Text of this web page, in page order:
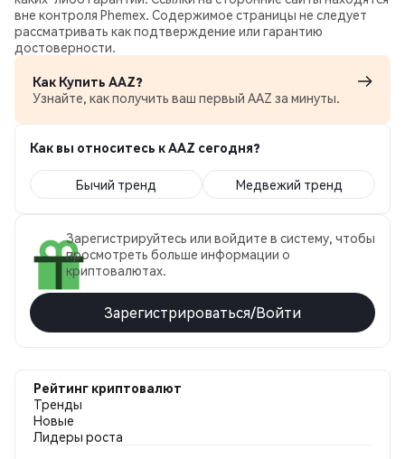
вне контроля Phemex. Содержимое страницы не следует
рассматривать как подтверждение или гарантию
достоверности.
Как Купить AAZ?
Узнайте, как получить ваш первый AAZ за минуты.
Как вы относитесь к AAZ сегодня?
Бычий тренд Медвежий тренд
Зарегистрируйтесь или войдите в систему, чтобы
просмотреть больше информации о
криптовалютах.
Зарегистрироваться/Войти
Рейтинг криптовалют
Тренды
Новые
Лидеры роста